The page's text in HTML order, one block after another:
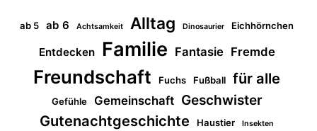
ab 5 ab 6 Achtsamkeit Alltag Dinosaurier Eichhörnchen
Entdecken Familie Fantasie Fremde
Freundschaft Fuchs Fußball für alle
Gefühle Gemeinschaft Geschwister
Gutenachtgeschichte Haustier Insekten